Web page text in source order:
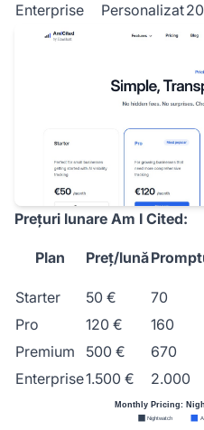
Enterprise
Personalizat
Prețuri lunare Am I Cited:
Plan Preț/lună
Starter
50 € 70
Pro
120 € 160
Premium
500 € 670
Enterprise1.500 € 2.000